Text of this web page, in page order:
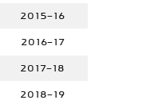
2015-16
2016-17
2017-18
2018-19